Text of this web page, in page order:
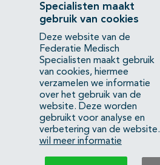
Contact
Mercatorlaan 1200
3528 BL Utrecht
(088) 505 34 34
info@richtlijnendatabase.nl
YouTubeLinkedIn
Specialisten maakt
gebruik van cookies
Deze website van de
Federatie Medisch
Specialisten maakt gebruik
van cookies, hiermee
verzamelen we informatie
over het gebruik van de
website. Deze worden
gebruikt voor analyse en
verbetering van de website.
wil meer informatie